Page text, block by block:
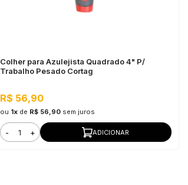
Colher para Azulejista Quadrado 4" P/
Trabalho Pesado Cortag
R$ 56,90
ou 1xde R$ 56,90 sem juros
- + ADICIONAR